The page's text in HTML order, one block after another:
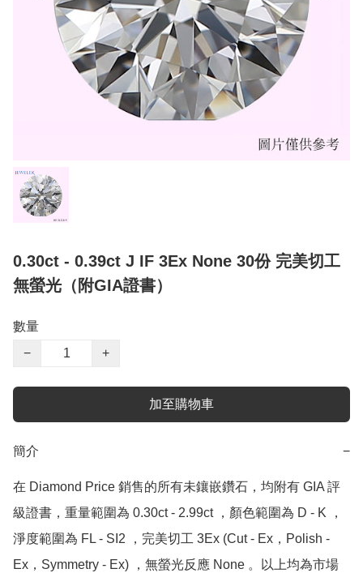
0.30ct - 0.39ct J IF 3Ex None 30份 完美切工
無螢光（附GIA證書）
數量
−
+
加至購物車
簡介 −
在 Diamond Price 銷售的所有未鑲嵌鑽石，均附有 GIA 評
級證書，重量範圍為 0.30ct - 2.99ct ，顏色範圍為 D - K ，
淨度範圍為 FL - SI2 ，完美切工 3Ex (Cut - Ex，Polish -
Ex，Symmetry - Ex) ，無螢光反應 None 。以上均為市場